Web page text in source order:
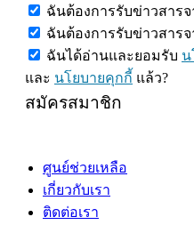
ฉันต้องการรับข่าวสารจ
ฉันต้องการรับข่าวสาร
ฉันได้อ่านและยอมรับ น
และ นโยบายคุกกี้ แล้ว?
สมัครสมาชิก
ศูนย์ช่วยเหลือ
เกี่ยวกับเรา
ติดต่อเรา